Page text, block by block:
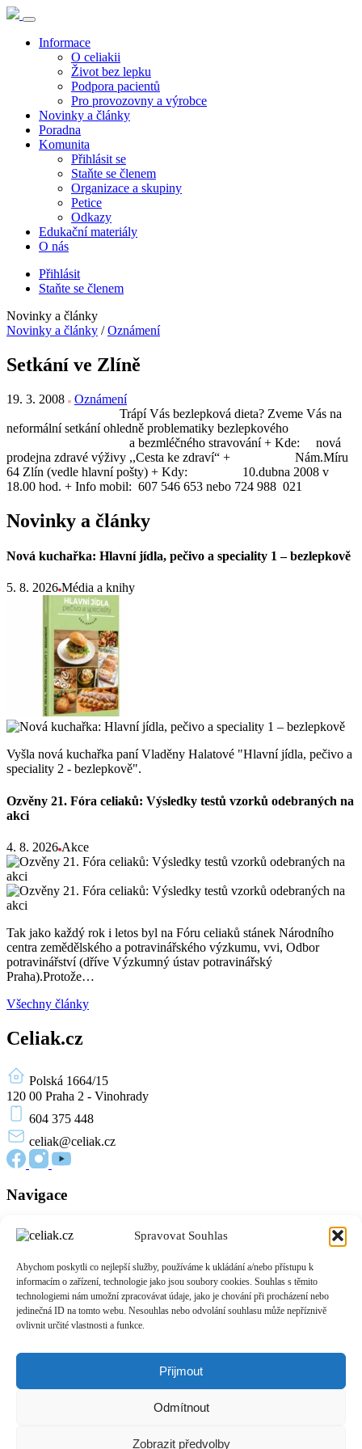
Spravovat Souhlas
Abychom poskytli co nejlepší služby, používáme k ukládání a/nebo přístupu k
informacím o zařízení, technologie jako jsou soubory cookies. Souhlas s těmito
technologiemi nám umožní zpracovávat údaje, jako je chování při procházení nebo
jedinečná ID na tomto webu. Nesouhlas nebo odvolání souhlasu může nepříznivě
ovlivnit určité vlastnosti a funkce.
Přijmout
Odmítnout
Zobrazit předvolby
Informace
O celiakii
Život bez lepku
Podpora pacientů
Pro provozovny a výrobce
Novinky a články
Poradna
Komunita
Přihlásit se
Staňte se členem
Organizace a skupiny
Petice
Odkazy
Edukační materiály
O nás
Přihlásit
Staňte se členem
Novinky a články
Novinky a články / Oznámení
Setkání ve Zlíně
19. 3. 2008
Oznámení
Trápí Vás bezlepková dieta? Zveme Vás na
neformální setkání ohledně problematiky bezlepkového
a bezmléčného stravování + Kde: nová
prodejna zdravé výživy ,,Cesta ke zdraví“ + Nám.Míru
64 Zlín (vedle hlavní pošty) + Kdy: 10.dubna 2008 v
18.00 hod. + Info mobil: 607 546 653 nebo 724 988 021
Novinky a články
Nová kuchařka: Hlavní jídla, pečivo a speciality 1 – bezlepkově
5. 8. 2026 Média a knihy
Vyšla nová kuchařka paní Vladěny Halatové "Hlavní jídla, pečivo a
speciality 2 - bezlepkově".
Ozvěny 21. Fóra celiaků: Výsledky testů vzorků odebraných na
akci
4. 8. 2026 Akce
Tak jako každý rok i letos byl na Fóru celiaků stánek Národního
centra zemědělského a potravinářského výzkumu, vvi, Odbor
potravinářství (dříve Výzkumný ústav potravinářský
Praha).Protože…
Všechny články
Celiak.cz
Polská 1664/15
120 00 Praha 2 - Vinohrady
604 375 448
celiak@celiak.cz
Navigace
Edukační materiály
Přihlášení
Zásady cookies (EU)
Informace
Pro provozovny a výrobce